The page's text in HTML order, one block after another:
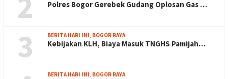
Polres Bogor Gerebek Gudang Oplosan Gas …
3 BERITA HARI INI, BOGOR RAYA
Kebijakan KLH, Biaya Masuk TNGHS Pamijah…
BERITA HARI INI, BOGOR RAYA